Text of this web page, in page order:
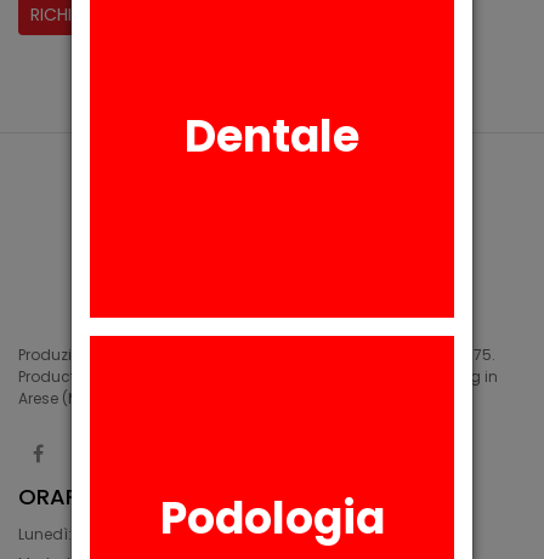
RICHIESTA INFORMAZIONI
Produzione di siliconi medicali e industriali in Arese (MI) dal 1975.
Production of medical and industrial silicones. Manufacturing in
Arese (MI) since 1975.
ORARIO
Lunedì: 08:30 - 12:30, 14:00 - 17:45
Dentale
Podologia